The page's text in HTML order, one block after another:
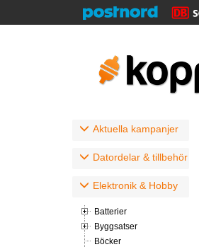
Aktuella kampanjer
Datordelar & tillbehör
Elektronik & Hobby
Batterier
Byggsatser
Böcker